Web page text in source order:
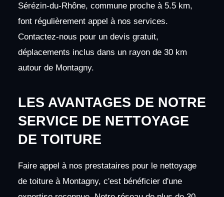
Sérézin-du-Rhône, commune proche à 5.5 km,
font régulièrement appel à nos services.
Contactez-nous pour un devis gratuit,
déplacements inclus dans un rayon de 30 km
autour de Montagny.
LES AVANTAGES DE NOTRE
SERVICE DE NETTOYAGE
DE TOITURE
Faire appel à nos prestataires pour le nettoyage
de toiture à Montagny, c'est bénéficier d'une